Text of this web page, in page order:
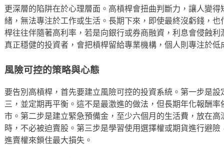
更深層的陷阱在於心理層面。高槓桿會扭曲判斷力，讓人變
緒，無法專注於工作或生活。長期下來，即使最終沒虧錢，
桿往往伴隨著高利率，若是向銀行或券商融資，利息會侵蝕
真正穩健的投資者，會把槓桿留給專業機構，個人則專注於
風險可控的策略與心態
要告別高槓桿，首先要建立風險可控的投資系統。第一步是
三，並定期再平衡。這不是最激進的做法，但長期年化報酬
市。第二步是建立緊急預備金，至少六個月的生活費，放在
時，不必被迫賣股。第三步是學習使用選擇權或期貨進行避
進賣權來鎖住最大損失。